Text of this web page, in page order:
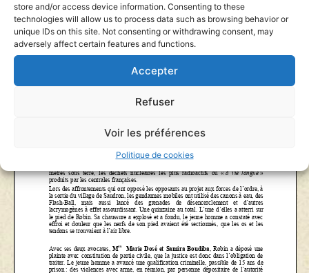
store and/or access device information. Consenting to these
technologies will allow us to process data such as browsing behavior or
unique IDs on this site. Not consenting or withdrawing consent, may
adversely affect certain features and functions.
Accepter
Refuser
Voir les préférences
Politique de cookies